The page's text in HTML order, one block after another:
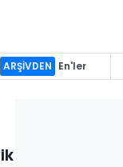
ARŞİVDEN En'ler